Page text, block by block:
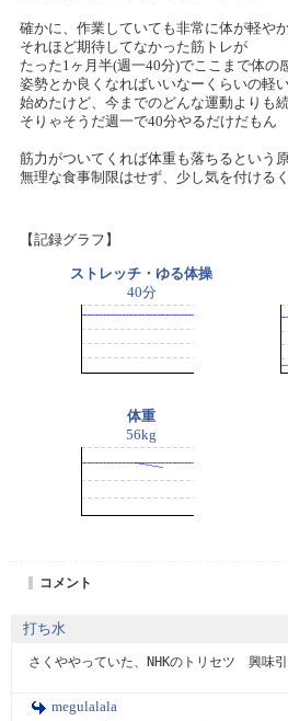
確かに、作業していても非常に体が軽や
それほど期待してなかった筋トレが
たった1ヶ月半(週一40分)でここまで体の
姿勢とか良くなればいいなーくらいの軽
始めたけど、今までのどんな運動よりも
そりゃそうだ週一で40分やるだけだもん
筋力がついてくれば体重も落ちるという
無理な食事制限はせず、少し気を付ける
【記録グラフ】
ストレッチ・ゆる体操
40分
体重
56kg
コメント
打ち水
さくややっていた、NHKのトリセツ　興味
megulalala